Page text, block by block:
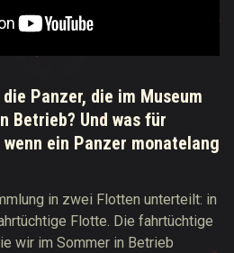
Panzer, die im Museum
Betrieb? Und was für
ein Panzer monatelang
in zwei Flotten unterteilt: in
Flotte. Die fahrtüchtige
wir im Sommer in Betrieb